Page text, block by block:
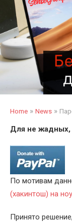
Home » News »
Для не жадных,
По мотивам
(хакинтош) на
Принято